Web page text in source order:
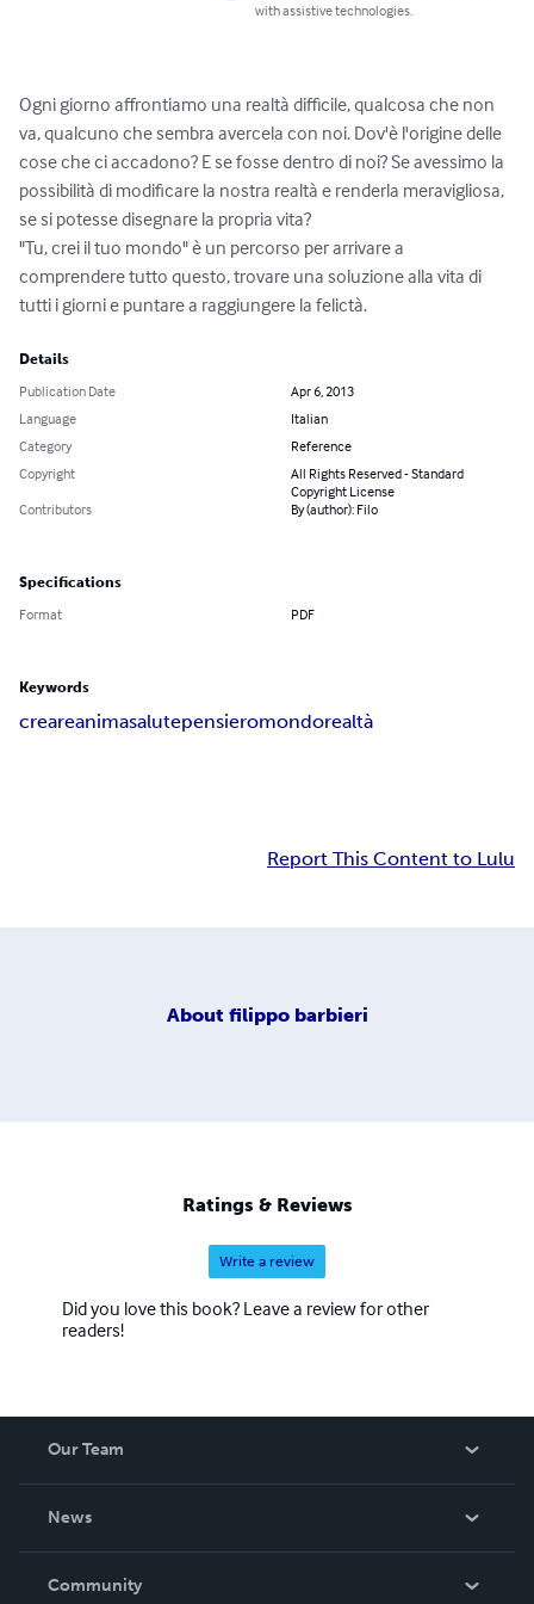
with assistive technologies.
Ogni giorno affrontiamo una realtà difficile, qualcosa che non
va, qualcuno che sembra avercela con noi. Dov'è l'origine delle
cose che ci accadono? E se fosse dentro di noi? Se avessimo la
possibilità di modificare la nostra realtà e renderla meravigliosa,
se si potesse disegnare la propria vita?
"Tu, crei il tuo mondo" è un percorso per arrivare a
comprendere tutto questo, trovare una soluzione alla vita di
tutti i giorni e puntare a raggiungere la felictà.
Details
Publication Date
Apr 6, 2013
Language
Italian
Category
Reference
Copyright
All Rights Reserved - Standard
Copyright License
Contributors
By (author): Filo
Specifications
Format PDF
Keywords
creareanimasalutepensieromondorealtà
Report This Content to Lulu
About filippo barbieri
Ratings & Reviews
Write a review
Did you love this book? Leave a review for other
readers!
Our Team
News
In The News
Community